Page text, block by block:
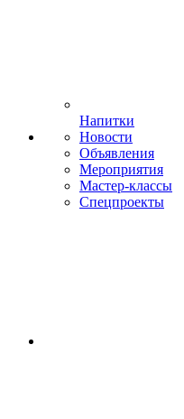
Напитки
Новости
Объявления
Мероприятия
Мастер-классы
Спецпроекты